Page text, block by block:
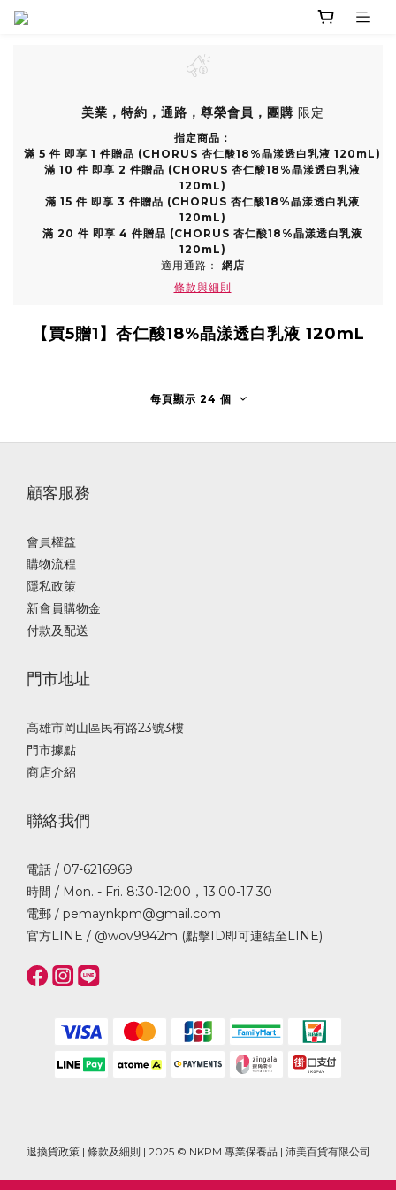
美業，特約，通路，尊榮會員，團購 限定
指定商品：
滿 5 件 即享 1 件贈品 (CHORUS 杏仁酸18%晶漾透白乳液 120mL)
滿 10 件 即享 2 件贈品 (CHORUS 杏仁酸18%晶漾透白乳液
120mL)
滿 15 件 即享 3 件贈品 (CHORUS 杏仁酸18%晶漾透白乳液
120mL)
滿 20 件 即享 4 件贈品 (CHORUS 杏仁酸18%晶漾透白乳液
120mL)
適用通路： 網店
條款與細則
【買5贈1】杏仁酸18%晶漾透白乳液 120mL
每頁顯示 24 個
顧客服務
會員權益
購物流程
隱私政策
新會員購物金
付款及配送
門市地址
高雄市岡山區民有路23號3樓
門市據點
商店介紹
聯絡我們
電話 / 07-6216969
時間 / Mon. - Fri. 8:30-12:00，13:00-17:30
電郵 / pemaynkpm@gmail.com
官方LINE / @wov9942m (點擊ID即可連結至LINE)
退換貨政策| 條款及細則 | 2025 © NKPM 專業保養品 | 沛美百貨有限公司